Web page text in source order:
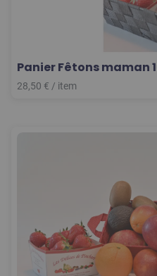
Panier Fêtons maman
28,50 € / item